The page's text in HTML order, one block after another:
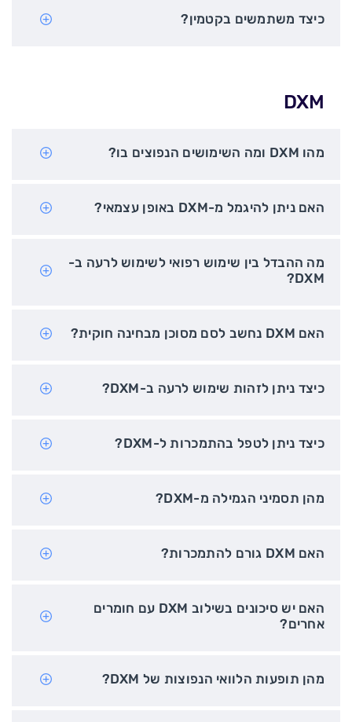
כיצד משתמשים בקטמין?
DXM
מהו DXM ומה השימושים הנפוצים בו?
האם ניתן להיגמל מ-DXM באופן עצמאי?
מה ההבדל בין שימוש רפואי לשימוש לרעה ב-
DXM?
האם DXM נחשב לסם מסוכן מבחינה חוקית?
כיצד ניתן לזהות שימוש לרעה ב-DXM?
כיצד ניתן לטפל בהתמכרות ל-DXM?
מהן תסמיני הגמילה מ-DXM?
האם DXM גורם להתמכרות?
האם יש סיכונים בשילוב DXM עם חומרים
אחרים?
מהן תופעות הלוואי הנפוצות של DXM?